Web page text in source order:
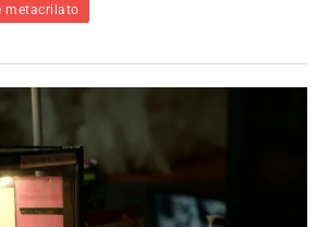
metacrilato